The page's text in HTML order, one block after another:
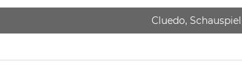
Cluedo, Schauspiel